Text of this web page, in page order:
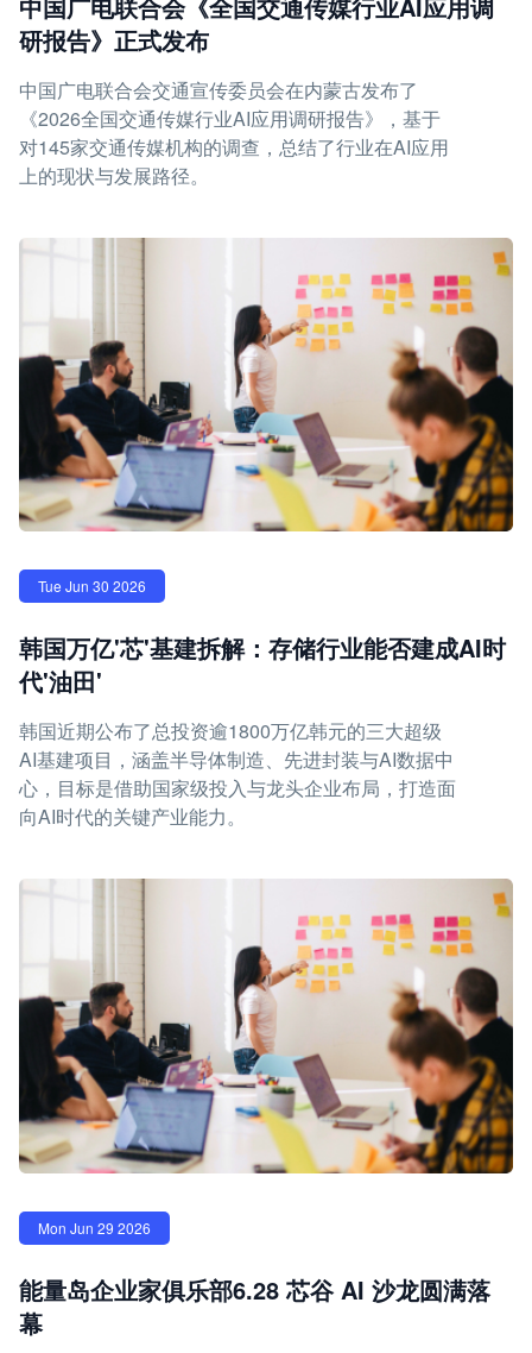
研报告》正式发布
中国广电联合会交通宣传委员会在内蒙古发布了
《2026全国交通传媒行业AI应用调研报告》，基于
对145家交通传媒机构的调查，总结了行业在AI应用
上的现状与发展路径。
Tue Jun 30 2026
韩国万亿'芯'基建拆解：存储行业能否建成AI时
代'油田'
韩国近期公布了总投资逾1800万亿韩元的三大超级
AI基建项目，涵盖半导体制造、先进封装与AI数据中
心，目标是借助国家级投入与龙头企业布局，打造面
向AI时代的关键产业能力。
Mon Jun 29 2026
能量岛企业家俱乐部6.28 芯谷 AI 沙龙圆满落
幕